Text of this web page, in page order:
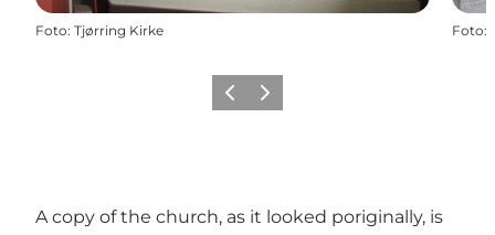
Foto: Tjørring Kirke Foto:
ZurückWeiter
A copy of the church, as it looked poriginally, is